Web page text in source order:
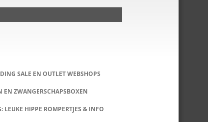
SALE EN OUTLET WEBSHOPS
EN ZWANGERSCHAPSBOXEN
LEUKE HIPPE ROMPERTJES & INFO